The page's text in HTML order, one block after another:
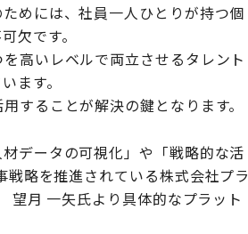
めには、社員一人ひとりが持つ個
欠です。
高いレベルで両立させるタレント
ます。
することが解決の鍵となります。
データの可視化」や「戦略的な活
略を推進されている株式会社プラ
月 一矢氏より具体的なプラット